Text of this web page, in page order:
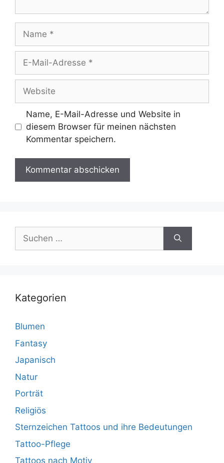
Mail-
Adresse
Name, E-Mail-Adresse und Website in
diesem Browser für meinen nächsten
Kommentar speichern.
Suchen
nach:
Kategorien
Blumen
Fantasy
Japanisch
Natur
Porträt
Religiös
Sternzeichen Tattoos und ihre Bedeutungen
Tattoo-Pflege
Tattoos nach Motiv